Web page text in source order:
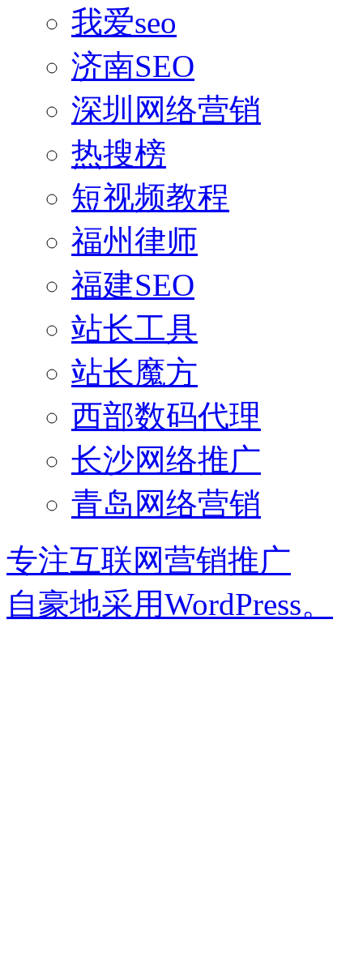
我爱seo
济南SEO
深圳网络营销
热搜榜
短视频教程
福州律师
福建SEO
站长工具
站长魔方
西部数码代理
长沙网络推广
青岛网络营销
专注互联网营销推广
自豪地采用WordPress。